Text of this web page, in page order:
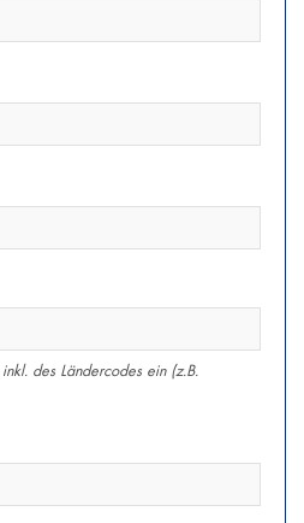
des Ländercodes ein (z.B.